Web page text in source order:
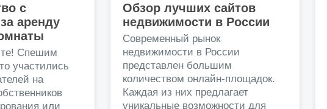
с
аренду
Спешим
участились
на
или
Обзор лучших сайтов
недвижимости в России
Современный рынок
недвижимости в России
представлен большим
количеством онлайн-площадок.
Каждая из них предлагает
уникальные возможности для